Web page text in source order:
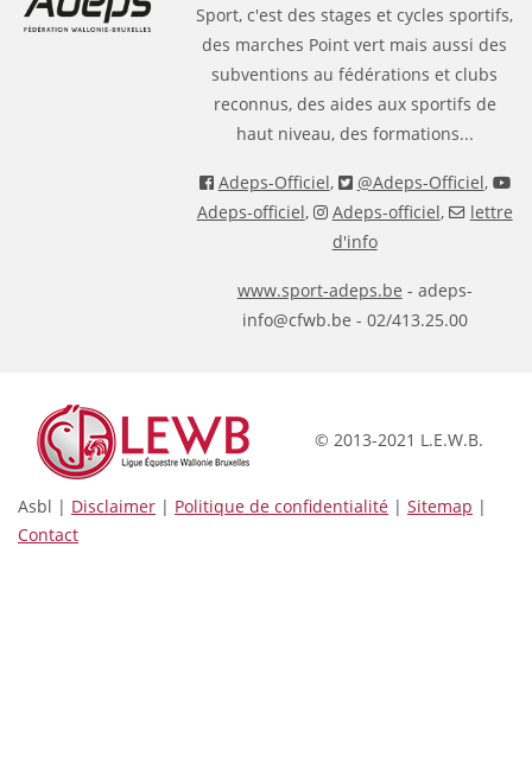
Sport, c'est des stages et cycles sportifs,
des marches Point vert mais aussi des
subventions au fédérations et clubs
reconnus, des aides aux sportifs de
haut niveau, des formations...
Adeps-Officiel, @Adeps-Officiel,
Adeps-officiel, Adeps-officiel,
lettre
d'info
www.sport-adeps.be - adeps-
info@cfwb.be - 02/413.25.00
© 2013-2021 L.E.W.B.
Asbl | Disclaimer | Politique de confidentialité | Sitemap |
Contact